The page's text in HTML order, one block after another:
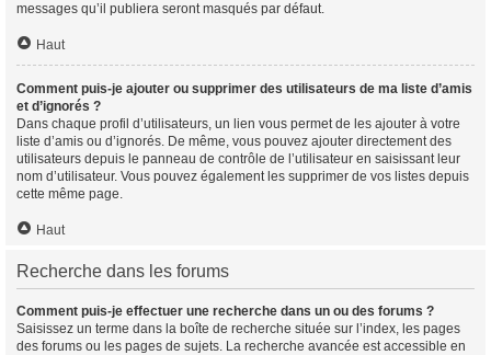
messages qu’il publiera seront masqués par défaut.
Haut
Comment puis-je ajouter ou supprimer des utilisateurs de ma liste d’amis
et d’ignorés ?
Dans chaque profil d’utilisateurs, un lien vous permet de les ajouter à votre
liste d’amis ou d’ignorés. De même, vous pouvez ajouter directement des
utilisateurs depuis le panneau de contrôle de l’utilisateur en saisissant leur
nom d’utilisateur. Vous pouvez également les supprimer de vos listes depuis
cette même page.
Haut
Recherche dans les forums
Comment puis-je effectuer une recherche dans un ou des forums ?
Saisissez un terme dans la boîte de recherche située sur l’index, les pages
des forums ou les pages de sujets. La recherche avancée est accessible en